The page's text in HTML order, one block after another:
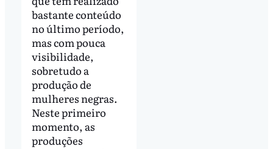
bastante conteúdo
no último período,
mas com pouca
visibilidade,
sobretudo a
produção de
mulheres negras.
Neste primeiro
momento, as
produções